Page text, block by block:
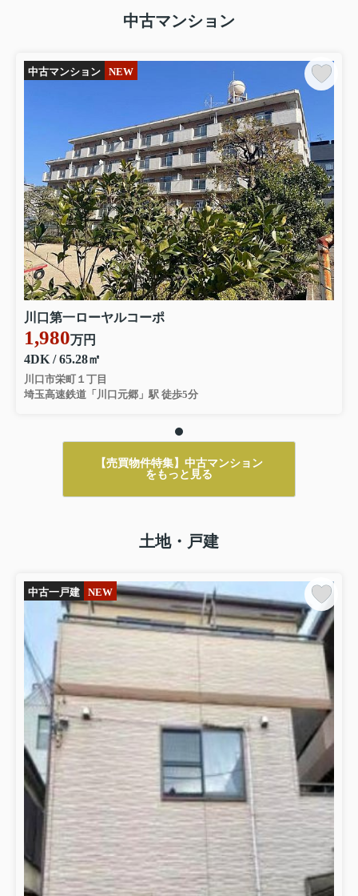
中古マンション
中古マンション NEW
川口第一ローヤルコーポ
1,980万円
4DK / 65.28㎡
川口市栄町１丁目
埼玉高速鉄道「川口元郷」駅 徒歩5分
【売買物件特集】中古マンション
をもっと見る
土地・戸建
中古一戸建 NEW